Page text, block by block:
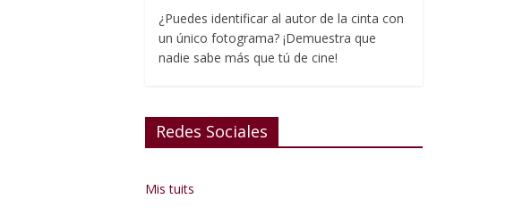
¿Puedes identificar al autor de la cinta con
un único fotograma? ¡Demuestra que
nadie sabe más que tú de cine!
Redes Sociales
Mis tuits